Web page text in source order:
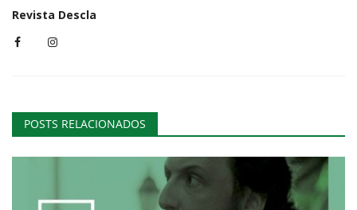
Revista Descla
POSTS RELACIONADOS